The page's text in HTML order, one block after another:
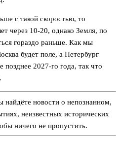
с такой скоростью, то
через 10-20, однако Земля, по
гораздо раньше. Как мы
будет поле, а Петербург
позднее 2027-го года, так что
найдёте новости о непознанном,
неизвестных исторических
ничего не пропустить.